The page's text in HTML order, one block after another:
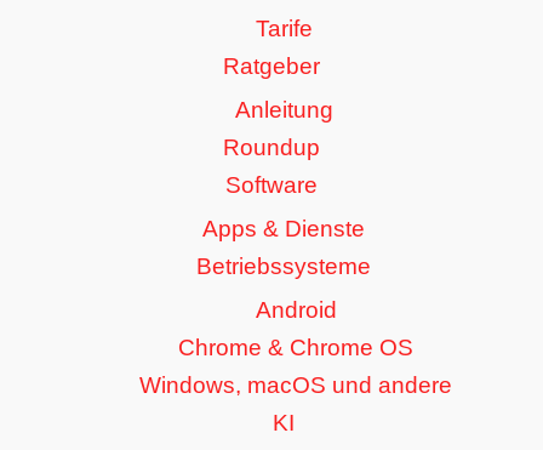
Tarife
Ratgeber
Anleitung
Roundup
Software
Apps & Dienste
Betriebssysteme
Android
Chrome & Chrome OS
Windows, macOS und andere
KI